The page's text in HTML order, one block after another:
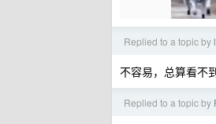
Replied to a topic by
不容易，总算看不
Replied to a topic by